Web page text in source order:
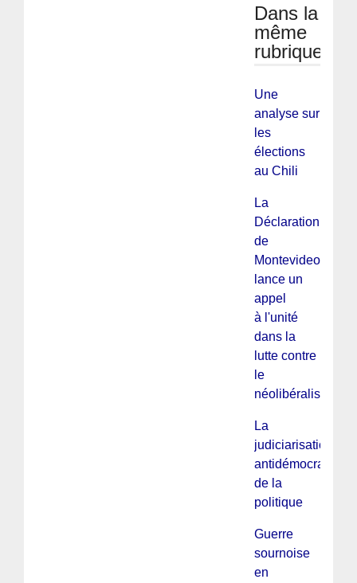
Dans la
même
rubrique
Une
analyse sur
les
élections
au Chili
La
Déclaration
de
Montevideo
lance un
appel
à l'unité
dans la
lutte contre
le
néolibéralisme
La
judiciarisation
antidémocratique
de la
politique
Guerre
sournoise
en